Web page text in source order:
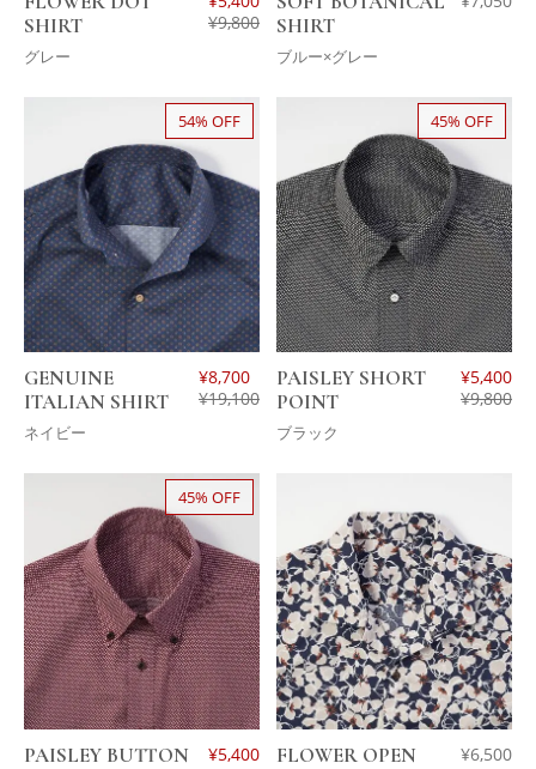
SHIRT
グレー
¥9,800
SHIRT
ブルー×グレー
54% OFF
GENUINE
ITALIAN SHIRT
ネイビー
¥8,700
¥19,100
45% OFF
PAISLEY SHORT
POINT
ブラック
¥5,400
¥9,800
45% OFF
PAISLEY BUTTON
¥5,400
FLOWER OPEN
¥6,500